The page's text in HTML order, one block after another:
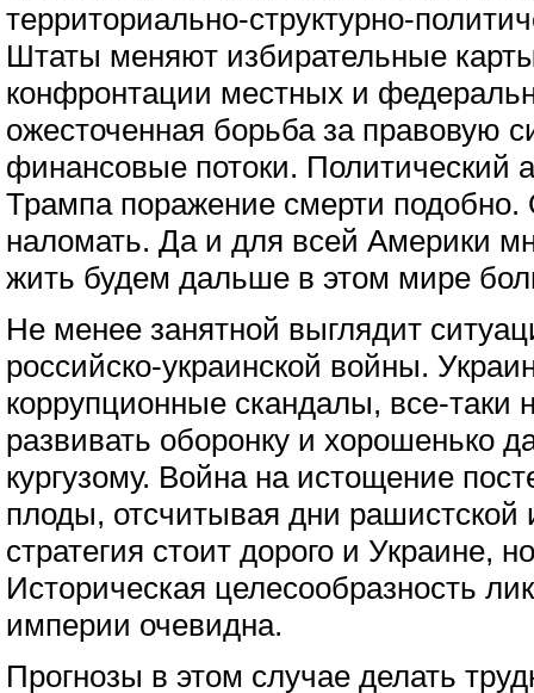
территориально-структурно-
Штаты меняют избирательные
конфронтации местных и
ожесточенная борьба за правовую
финансовые потоки. Политический
Трампа поражение смерти подобно.
наломать. Да и для всей Америки
жить будем дальше в этом мире
Не менее занятной выглядит
российско-украинской войны.
коррупционные скандалы, все-таки
развивать оборонку и хорошенько
кургузому. Война на истощение
плоды, отсчитывая дни рашистской
стратегия стоит дорого и Украине,
Историческая целесообразность
империи очевидна.
Прогнозы в этом случае делать